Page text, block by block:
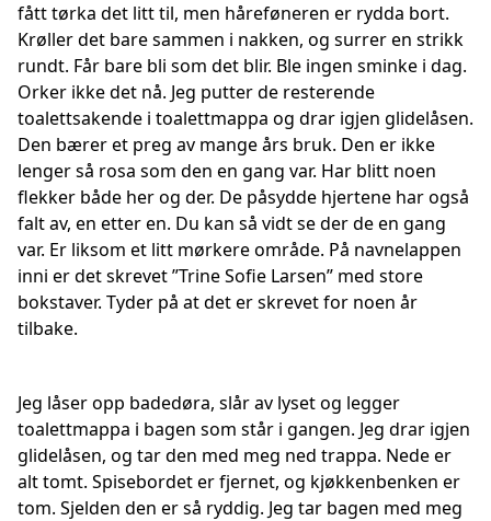
fått tørka det litt til, men håreføneren er rydda bort.
Krøller det bare sammen i nakken, og surrer en strikk
rundt. Får bare bli som det blir. Ble ingen sminke i dag.
Orker ikke det nå. Jeg putter de resterende
toalettsakende i toalettmappa og drar igjen glidelåsen.
Den bærer et preg av mange års bruk. Den er ikke
lenger så rosa som den en gang var. Har blitt noen
flekker både her og der. De påsydde hjertene har også
falt av, en etter en. Du kan så vidt se der de en gang
var. Er liksom et litt mørkere område. På navnelappen
inni er det skrevet ”Trine Sofie Larsen” med store
bokstaver. Tyder på at det er skrevet for noen år
tilbake.
Jeg låser opp badedøra, slår av lyset og legger
toalettmappa i bagen som står i gangen. Jeg drar igjen
glidelåsen, og tar den med meg ned trappa. Nede er
alt tomt. Spisebordet er fjernet, og kjøkkenbenken er
tom. Sjelden den er så ryddig. Jeg tar bagen med meg